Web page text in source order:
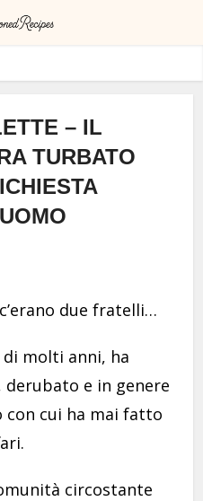
– IL
TURBATO
due fratelli…
molti anni, ha
e in genere
cui ha mai fatto
circostante